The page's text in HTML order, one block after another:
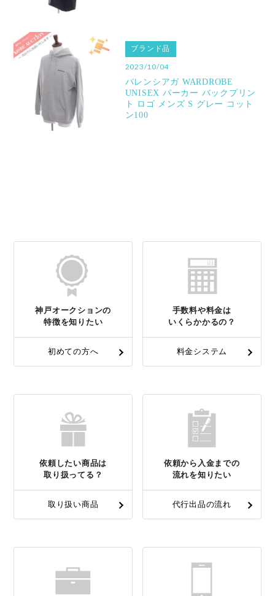
ブランド品
2023/10/04
バレンシアガ WARDROBE
UNISEX パーカー バックプリン
ト ロゴ メンズ S グレー コット
ン100
神戸オークションの
特徴を知りたい
初めての方へ
手数料や料金は
いくらかかるの？
料金システム
依頼したい商品は
取り扱ってる？
取り扱い商品
依頼から入金までの
流れを知りたい
代行出品の流れ